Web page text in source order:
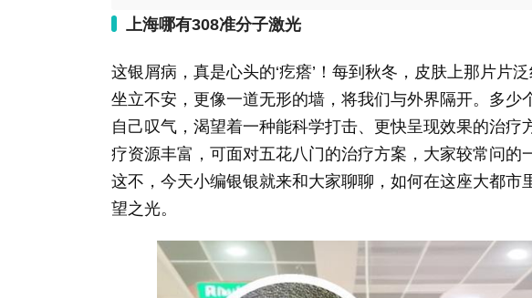
上海哪有308准分子激光
这银屑病，真是心头的‘疙瘩’！每到秋冬，皮肤上那片片
坐立不安，更像一道无形的墙，将我们与外界隔开。多少
自己叹气，渴望着一种能科学打击、更快呈现效果的治疗
疗资源丰富，可面对五花八门的治疗方案，大家较常问的
这不，今天小编银银就来和大家聊聊，如何在这座大都市
望之光。